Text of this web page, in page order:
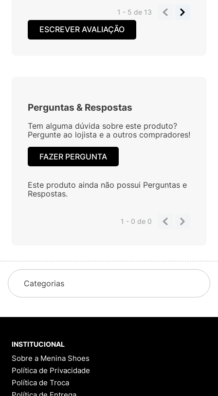
1 - 5de 13
ESCREVER AVALIAÇÃO
Perguntas & Respostas
Tem alguma dúvida sobre este produto?
Pergunte ao lojista e a outros compradores!
FAZER PERGUNTA
Este produto ainda não possui Perguntas e
Respostas.
1 - 0de 0
Categorias
INSTITUCIONAL
Sobre a Menina Shoes
Política de Privacidade
Política de Troca